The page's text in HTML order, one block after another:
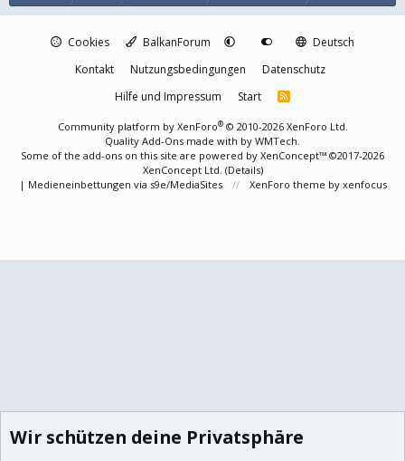
Cookies BalkanForum
Deutsch
Kontakt
Nutzungsbedingungen
Datenschutz
Hilfe und Impressum
Start
R
Community platform by XenForo® © 2010-2026 XenForo Ltd.
Quality Add-Ons made with by WMTech
Some of the add-ons on this site are powered by XenConcept™ ©2017-2026
XenConcept Ltd. (Details)
| Medieneinbettungen via s9e/MediaSites XenForo theme by xenfocus
Wir schützen deine Privatsphäre